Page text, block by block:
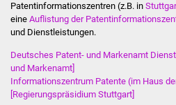
Patentinformationszentren (z.B. in
eine Auflistung der
und Dienstleistungen.
Deutsches Patent- und Markenamt
und Markenamt]
Informationszentrum Patente (im Haus
[Regierungspräsidium Stuttgart]